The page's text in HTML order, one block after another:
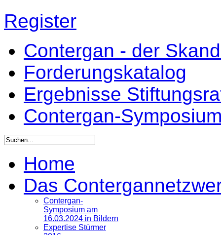
Register
Contergan - der
Forderungskatalog
Ergebnisse
Contergan-
Home
Das
Contergan-
Symposium am
16.03.2024 in Bildern
Expertise Stürmer